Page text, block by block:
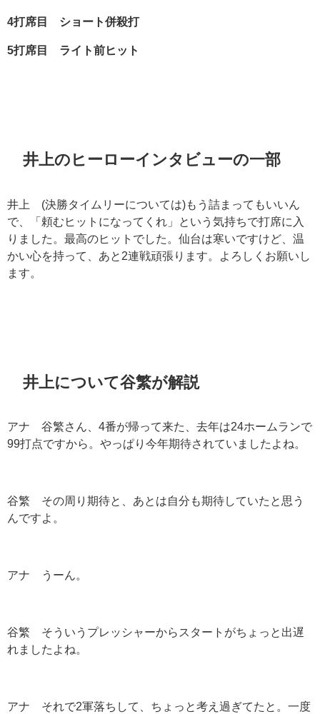
4打席目 ショート併殺打
5打席目 ライト前ヒット
井上のヒーローインタビューの一部
井上 (決勝タイムリーについては)もう詰まってもいいん
で、「頼むヒットになってくれ」という気持ちで打席に入
りました。最高のヒットでした。仙台は寒いですけど、温
かい心を持って、あと 2連戦頑張ります。よろしくお願いし
ます。
井上について谷繁が解説
アナ 谷繁さん、 4番が帰って来た、去年は24ホームランで
99打点ですから。やっぱり今年期待されていましたよね。
谷繁 その周り期待と、あとは自分も期待していたと思う
んですよ。
アナ うーん。
谷繁 そういうプレッシャーからスタートがちょっと出遅
れましたよね。
アナ それで2軍落ちして、ちょっと考え過ぎてたと。一度